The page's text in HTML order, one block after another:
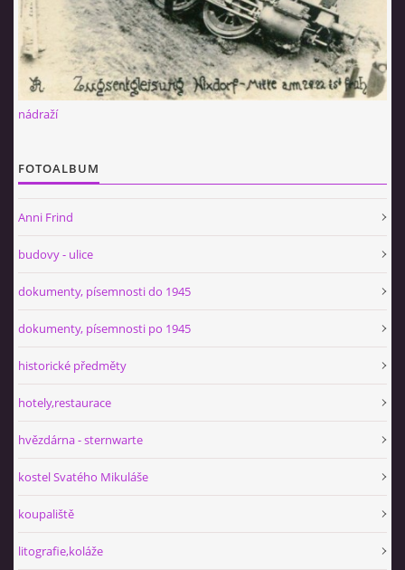
nádraží
FOTOALBUM
Anni Frind
budovy - ulice
dokumenty, písemnosti do 1945
dokumenty, písemnosti po 1945
historické předměty
hotely,restaurace
hvězdárna - sternwarte
kostel Svatého Mikuláše
koupaliště
litografie,koláže